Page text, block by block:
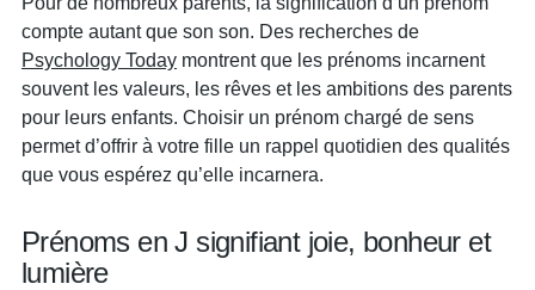
compte autant que son son. Des recherches de
Psychology Today montrent que les prénoms incarnent
souvent les valeurs, les rêves et les ambitions des parents
pour leurs enfants. Choisir un prénom chargé de sens
permet d’offrir à votre fille un rappel quotidien des qualités
que vous espérez qu’elle incarnera.
Prénoms en J signifiant joie, bonheur et
lumière